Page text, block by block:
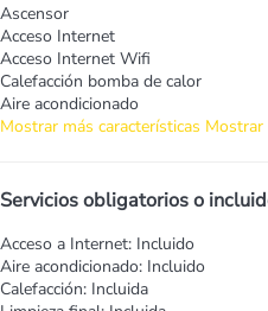
Ascensor
Acceso Internet
Acceso Internet Wifi
Calefacción bomba de calor
Aire acondicionado
Mostrar más características Mostrar
Servicios obligatorios o
Acceso a Internet: Incluido
Aire acondicionado: Incluido
Calefacción: Incluida